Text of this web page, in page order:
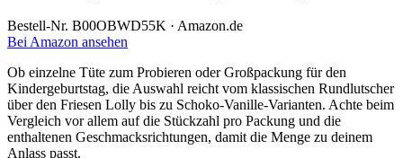
Bestell-Nr. B00OBWD55K · Amazon.de
Bei Amazon ansehen
Ob einzelne Tüte zum Probieren oder Großpackung für den
Kindergeburtstag, die Auswahl reicht vom klassischen Rundlutscher
über den Friesen Lolly bis zu Schoko-Vanille-Varianten. Achte beim
Vergleich vor allem auf die Stückzahl pro Packung und die
enthaltenen Geschmacksrichtungen, damit die Menge zu deinem
Anlass passt.